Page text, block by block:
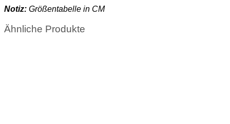
Notiz: Größentabelle in CM
Ähnliche Produkte